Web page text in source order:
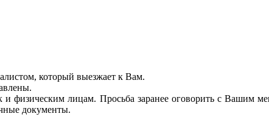
который выезжает к Вам.
физическим лицам. Просьба заранее оговорить с Вашим
документы.